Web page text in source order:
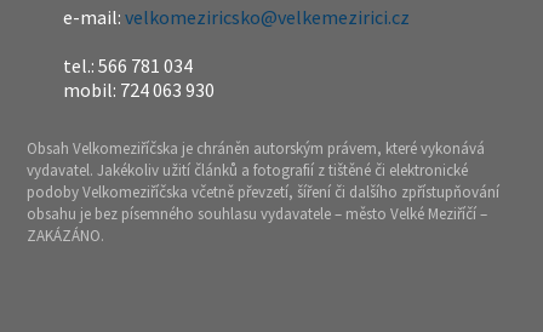
e-mail:velkomeziricsko@velkemezirici.cz
tel.: 566 781 034
mobil: 724 063 930
Obsah Velkomeziříčska je chráněn autorským právem, které vykonává
vydavatel. Jakékoliv užití článků a fotografií z tištěné či elektronické
podoby Velkomeziříčska včetně převzetí, šíření či dalšího zpřístupňování
obsahu je bez písemného souhlasu vydavatele – město Velké Meziříčí –
ZAKÁZÁNO.